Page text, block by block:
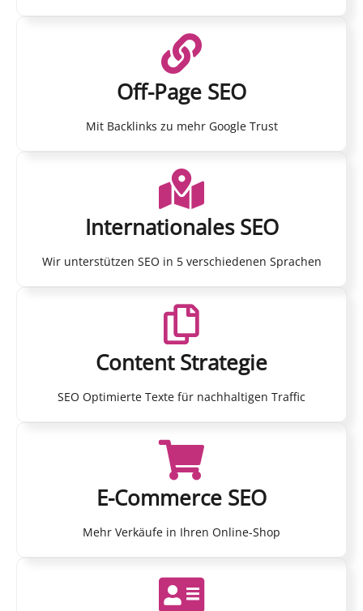
Off-Page SEO
Mit Backlinks zu mehr Google Trust
Internationales SEO
Wir unterstützen SEO in 5 verschiedenen Sprachen
Content Strategie
SEO Optimierte Texte für nachhaltigen Traffic
E-Commerce SEO
Mehr Verkäufe in Ihren Online-Shop